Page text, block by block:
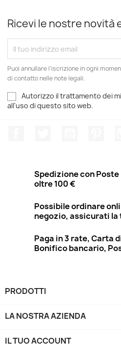
Ricevi le nostre novità
Puoi annullare l'iscrizione in ogni
di contatto nelle note legali.
Autorizzo il trattamento dei
all'uso di questo sito web.
Spedizione con
oltre 100 €
Possibile ordinare
negozio, assicurati la
Paga in 3 rate, Carta
Bonifico bancario,
PRODOTTI
LA NOSTRA AZIENDA
IL TUO ACCOUNT